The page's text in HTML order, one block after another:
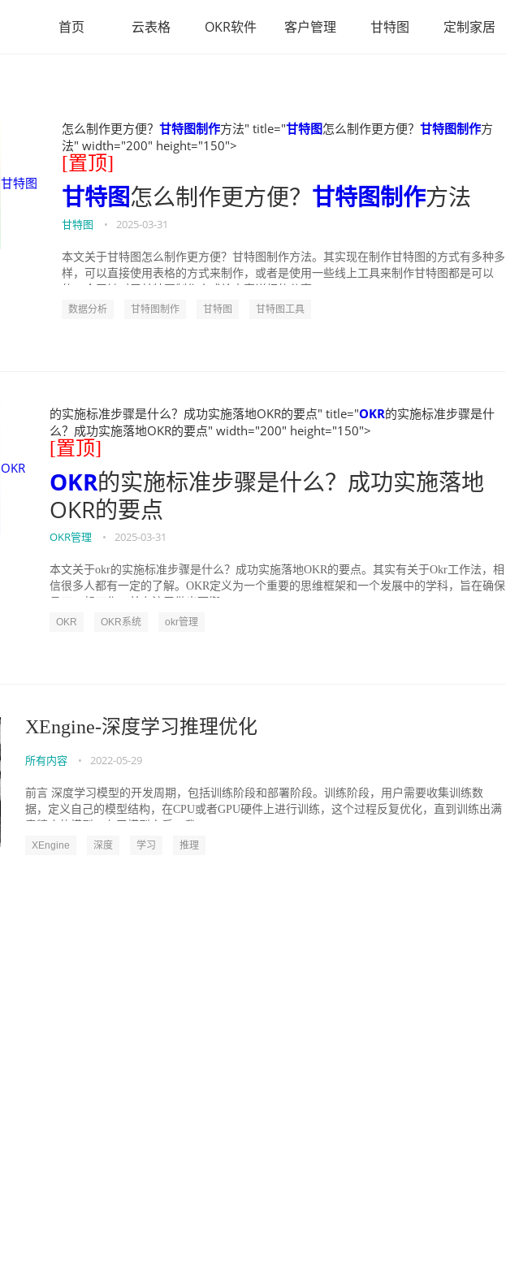
首页 云表格 OKR软件 客户管理 甘特图 定制家居
甘特图
怎么制作更方便？ 甘特图制作方法" title="甘特图怎么制作更方便？ 甘特图制作方
法" width="200" height="150">
[置顶]
甘特图怎么制作更方便？ 甘特图制作方法
甘特图 • 2025-03-31
本文关于甘特图怎么制作更方便？甘特图制作方法。其实现在制作甘特图的方式有多种多
样，可以直接使用表格的方式来制作，或者是使用一些线上工具来制作甘特图都是可以
数据分析 甘特图制作 甘特图 甘特图工具
OKR
的实施标准步骤是什么？成功实施落地OKR的要点" title="OKR的实施标准步骤是什
么？成功实施落地OKR的要点" width="200" height="150">
[置顶]
OKR的实施标准步骤是什么？成功实施落地
OKR的要点
OKR管理 • 2025-03-31
本文关于okr的实施标准步骤是什么？成功实施落地OKR的要点。其实有关于Okr工作法，相
信很多人都有一定的了解。OKR定义为一个重要的思维框架和一个发展中的学科，旨在确保
OKR OKR系统 okr管理
XEngine-深度学习推理优化
所有内容 • 2022-05-29
前言 深度学习模型的开发周期，包括训练阶段和部署阶段。训练阶段，用户需要收集训练数
据，定义自己的模型结构，在CPU或者GPU硬件上进行训练，这个过程反复优化，直到训练出满
XEngine 深度 学习 推理